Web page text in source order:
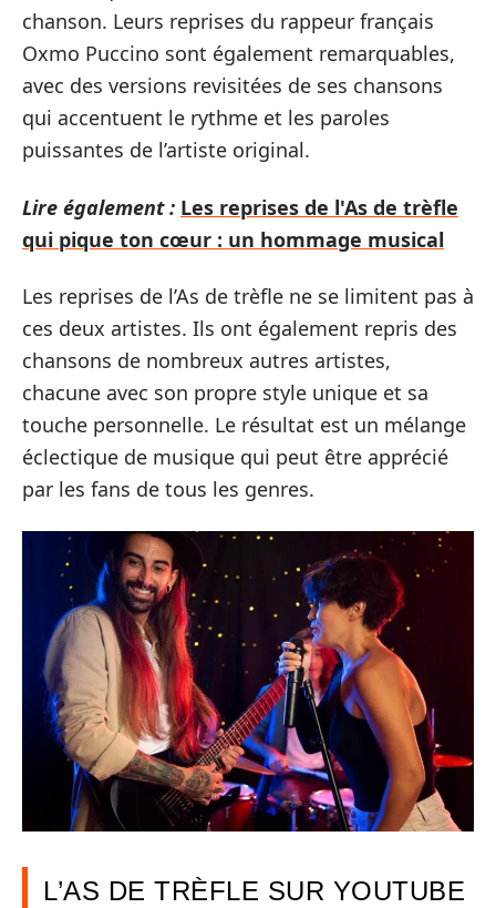
chanson. Leurs reprises du rappeur français
Oxmo Puccino sont également remarquables,
avec des versions revisitées de ses chansons
qui accentuent le rythme et les paroles
puissantes de l’artiste original.
Lire également : Les reprises de l'As de trèfle
qui pique ton cœur : un hommage musical
Les reprises de l’As de trèfle ne se limitent pas à
ces deux artistes. Ils ont également repris des
chansons de nombreux autres artistes,
chacune avec son propre style unique et sa
touche personnelle. Le résultat est un mélange
éclectique de musique qui peut être apprécié
par les fans de tous les genres.
L’AS DE TRÈFLE SUR YOUTUBE